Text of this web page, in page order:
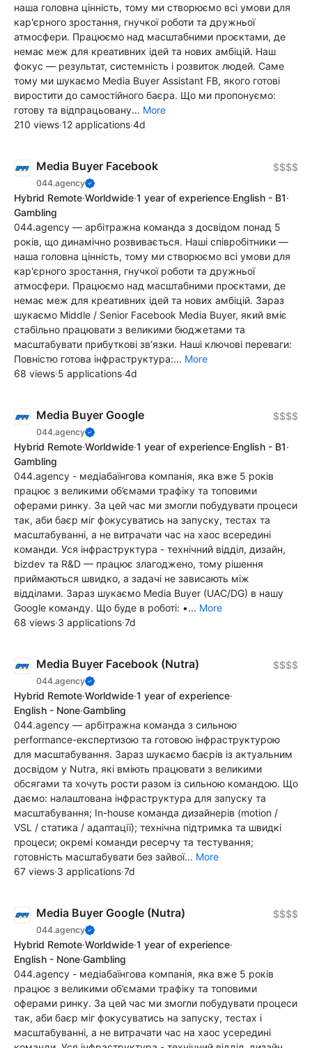
наша головна цінність, тому ми створюємо всі умови для
кар'єрного зростання, гнучкої роботи та дружньої
атмосфери. Працюємо над масштабними проєктами, де
немає меж для креативних ідей та нових амбіцій. Наш
фокус — результат, системність і розвиток людей. Саме
тому ми шукаємо Media Buyer Assistant FB, якого готові
виростити до самостійного баєра. Що ми пропонуємо:
готову та відпрацьовану... More
210 views·12 applications·4d
Media Buyer Facebook
044.agency
$$$$
Hybrid Remote·Worldwide·1 year of experience·English - B1·
Gambling
044.agency — арбітражна команда з досвідом понад 5
років, що динамічно розвивається. Наші співробітники —
наша головна цінність, тому ми створюємо всі умови для
кар'єрного зростання, гнучкої роботи та дружньої
атмосфери. Працюємо над масштабними проєктами, де
немає меж для креативних ідей та нових амбіцій. Зараз
шукаємо Middle / Senior Facebook Media Buyer, який вміє
стабільно працювати з великими бюджетами та
масштабувати прибуткові звʼязки. Наші ключові переваги:
Повністю готова інфраструктура:... More
68 views·5 applications·4d
Media Buyer Google
044.agency
$$$$
Hybrid Remote·Worldwide·1 year of experience·English - B1·
Gambling
044.agency - медіабаїнгова компанія, яка вже 5 років
працює з великими об’ємами трафіку та топовими
оферами ринку. За цей час ми змогли побудувати процеси
так, аби баєр міг фокусуватись на запуску, тестах та
масштабуванні, а не витрачати час на хаос всередині
команди. Уся інфраструктура - технічний відділ, дизайн,
bizdev та R&D — працює злагоджено, тому рішення
приймаються швидко, а задачі не зависають між
відділами. Зараз шукаємо Media Buyer (UAC/DG) в нашу
Google команду. Що буде в роботі: •... More
68 views·3 applications·7d
Media Buyer Facebook (Nutra)
044.agency
$$$$
Hybrid Remote·Worldwide·1 year of experience·
English - None·Gambling
044.agency — арбітражна команда з сильною
performance-експертизою та готовою інфраструктурою
для масштабування. Зараз шукаємо баєрів із актуальним
досвідом у Nutra, які вміють працювати з великими
обсягами та хочуть рости разом із сильною командою. Що
даємо: налаштована інфраструктура для запуску та
масштабування; In-house команда дизайнерів (motion /
VSL / статика / адаптації); технічна підтримка та швидкі
процеси; окремі команди ресерчу та тестування;
готовність масштабувати без зайвої... More
67 views·3 applications·7d
Media Buyer Google (Nutra)
044.agency
$$$$
Hybrid Remote·Worldwide·1 year of experience·
English - None·Gambling
044.agency - медіабаїнгова компанія, яка вже 5 років
працює з великими об’ємами трафіку та топовими
оферами ринку. За цей час ми змогли побудувати процеси
так, аби баєр міг фокусуватись на запуску, тестах і
масштабуванні, а не витрачати час на хаос усередині